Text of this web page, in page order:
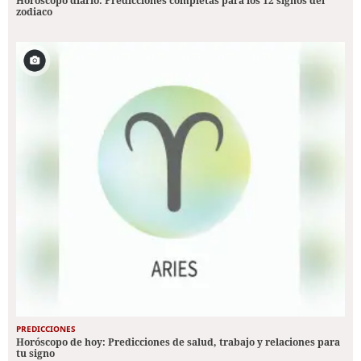
zodiaco
PREDICCIONES
Horóscopo de hoy: Predicciones de salud, trabajo y relaciones para
tu signo